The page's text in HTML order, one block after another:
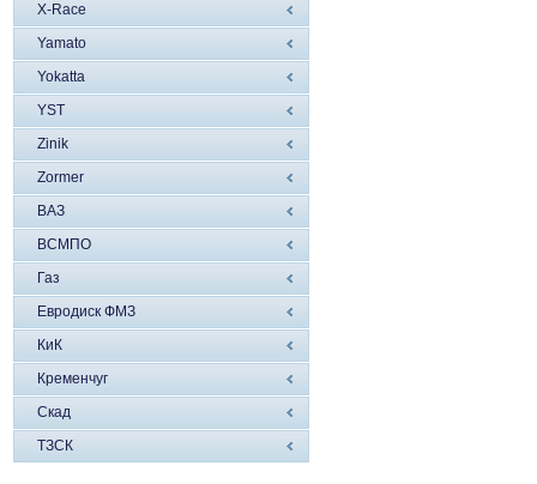
X-Race
Yamato
Yokatta
YST
Zinik
Zormer
ВАЗ
ВСМПО
Газ
Евродиск ФМЗ
КиК
Кременчуг
Скад
ТЗСК